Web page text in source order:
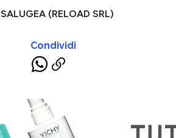
SALUGEA (RELOAD SRL)
Condividi